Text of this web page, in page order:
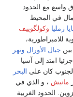
واسع مع الحدود
في المحيط
زمليا وكولگوييف
للامبراطورية،
جبال الأورال ونهر
امتد إلى آسيا
كان على البحر
مانيش ، و الذي في
الحدود الغربية